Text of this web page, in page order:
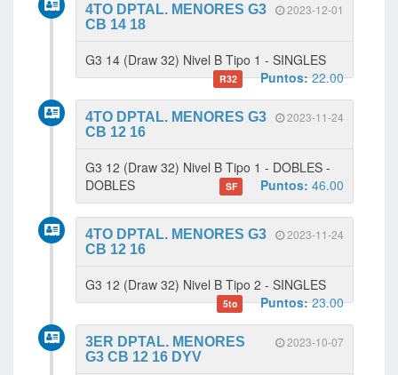
2023-12-01
4TO DPTAL. MENORES G3
CB 14 18
G3 14 (Draw 32) Nivel B Tipo 1 - SINGLES
R32 Puntos:22.00
2023-11-24
4TO DPTAL. MENORES G3
CB 12 16
G3 12 (Draw 32) Nivel B Tipo 1 - DOBLES -
DOBLES
SF Puntos: 46.00
2023-11-24
4TO DPTAL. MENORES G3
CB 12 16
G3 12 (Draw 32) Nivel B Tipo 2 - SINGLES
5to Puntos:23.00
2023-10-07
3ER DPTAL. MENORES
G3 CB 12 16 DYV